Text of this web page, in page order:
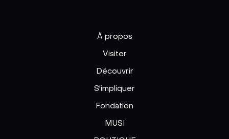
À propos
Visiter
Découvrir
S'impliquer
Fondation
MUSI